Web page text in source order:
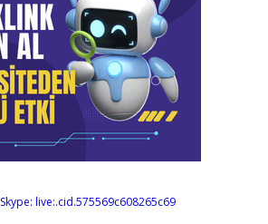
Skype: live:.cid.575569c608265c69